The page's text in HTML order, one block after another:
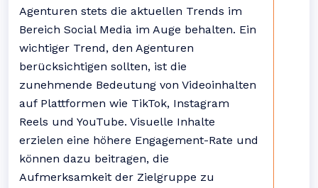
Agenturen stets die aktuellen Trends im
Bereich Social Media im Auge behalten. Ein
wichtiger Trend, den Agenturen
berücksichtigen sollten, ist die
zunehmende Bedeutung von Videoinhalten
auf Plattformen wie TikTok, Instagram
Reels und YouTube. Visuelle Inhalte
erzielen eine höhere Engagement-Rate und
können dazu beitragen, die
Aufmerksamkeit der Zielgruppe zu